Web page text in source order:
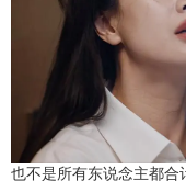
也不是所有东说念主都合